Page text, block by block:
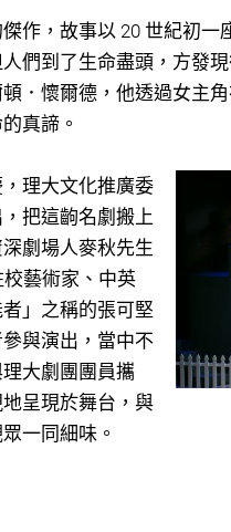
傑作，故事以 20 世紀初
們到了生命盡頭，方發
．懷爾德，他透過女主
真諦。
理大文化推廣委
把這齣名劇搬上
劇場人麥秋先生
藝術家、中英
」之稱的張可堅
與演出，當中不
大劇團團員攜
呈現於舞台，與
一同細味。